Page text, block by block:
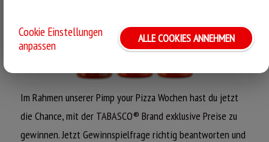
Im Rahmen unserer Pimp your Pizza Wochen hast du jetzt
die Chance, mit der TABASCO® Brand exklusive Preise zu
gewinnen. Jetzt Gewinnspielfrage richtig beantworten und
Cookie Einstellungen
anpassen
ALLE COOKIES ANNEHMEN